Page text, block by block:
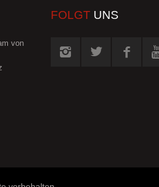
von
FOLGT UNS